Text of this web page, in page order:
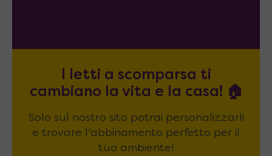
I letti a scomparsa ti
cambiano la vita e la casa! 🏠
Solo sul nostro sito potrai personalizzarli
e trovare l'abbinamento perfetto per il
tuo ambiente!